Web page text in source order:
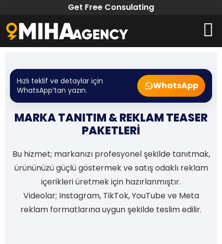
Get Free Consulating
Hızlı teklif ve detaylar için
WhatsApp’tan yazın.
WhatsApp
MARKA TANITIM & REKLAM TEASER
PAKETLERİ
Bu hizmet; markanızı profesyonel şekilde tanıtmak,
ürününüzü güçlü göstermek ve satış odaklı reklam
içerikleri üretmek için hazırlanmıştır.
Videolar; Instagram, TikTok, YouTube ve Meta
reklam formatlarına uygun şekilde teslim edilir.